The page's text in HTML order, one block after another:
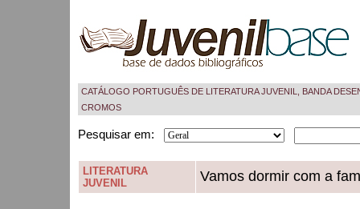
CATÁLOGO PORTUGUÊS DE LITERATURA JUVENIL, BANDA
CROMOS
Pesquisar em:
LITERATURA
JUVENIL
Vamos dormir com a